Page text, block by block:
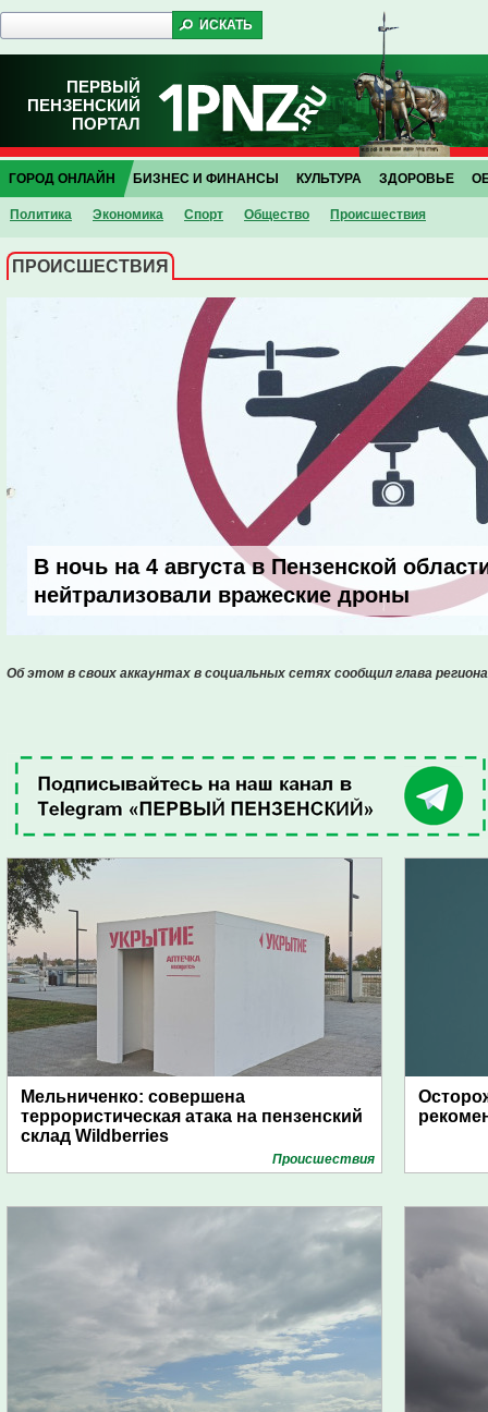
ПЕРВЫЙ
ПЕНЗЕНСКИЙ
ПОРТАЛ
ГОРОД ОНЛАЙН
Политика Экономика Спорт Общество Проиcшествия
БИЗНЕС И ФИНАНСЫ КУЛЬТУРА ЗДОРОВЬЕ
ПРОИCШЕСТВИЯ
В ночь на 4 августа в Пензенской
нейтрализовали вражеские дроны
Об этом в своих аккаунтах в социальных сетях сообщил глава
Мельниченко: совершена
террористическая атака на пензенский
склад Wildberries
Проиcшествия